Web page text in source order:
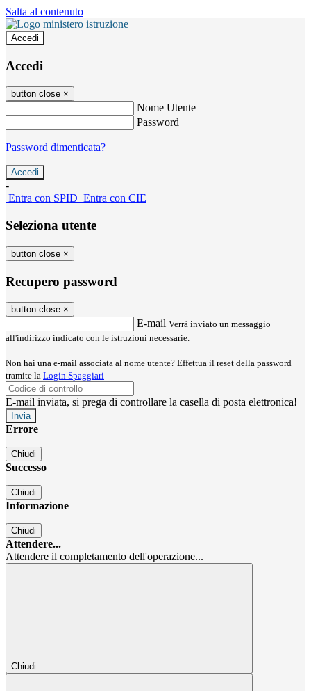
Salta al contenuto
Accedi
Accedi
button close ×
Nome Utente
Password
Password dimenticata?
-
Entra con SPID Entra con CIE
Seleziona utente
button close ×
Recupero password
button close ×
E-mail Verrà inviato un messaggio
all'indirizzo indicato con le istruzioni necessarie.
Non hai una e-mail associata al nome utente? Effettua il reset della password
tramite la Login Spaggiari
E-mail inviata, si prega di controllare la casella di posta elettronica!
Errore
Chiudi
Successo
Chiudi
Informazione
Chiudi
Attendere...
Attendere il completamento dell'operazione...
Chiudi